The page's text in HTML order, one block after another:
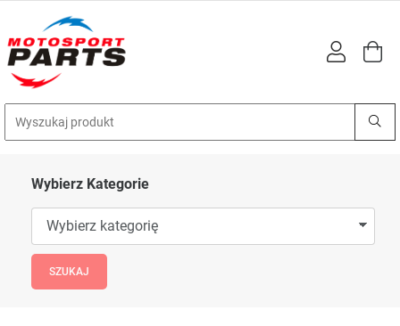
Wybierz Kategorie